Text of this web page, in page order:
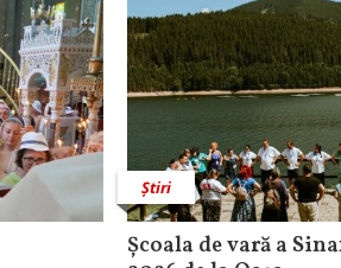
Știri
Școala de vară a